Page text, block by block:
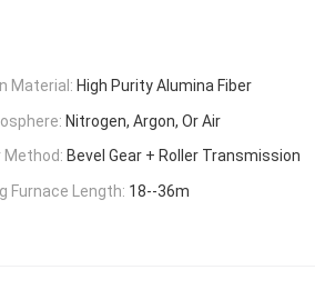
Material: High Purity Alumina Fiber
Nitrogen, Argon, Or Air
Bevel Gear + Roller Transmission
Furnace Length: 18--36m